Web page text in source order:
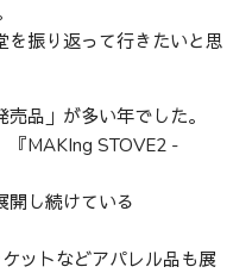
振り返って行きたいと思
品」が多い年でした。
『MAKIng STOVE2 -
開し続けている
ットなどアパレル品も展